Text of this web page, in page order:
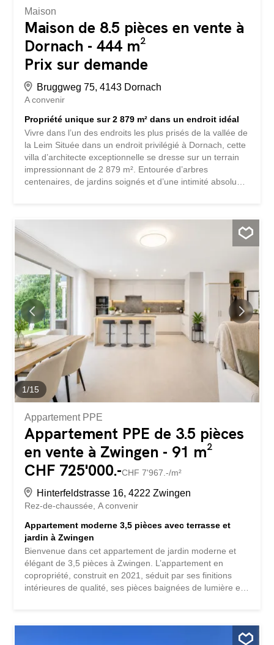
Maison
Maison de 8.5 pièces en vente à
Dornach - 444 m²
Prix sur demande
Bruggweg 75, 4143 Dornach
A convenir
Propriété unique sur 2 879 m² dans un endroit idéal
Vivre dans l’un des endroits les plus prisés de la vallée de
la Leim Située dans un endroit privilégié à Dornach, cette
villa d’architecte exceptionnelle se dresse sur un terrain
impressionnant de 2 879 m². Entourée d’arbres
centenaires, de jardins soignés et d’une intimité absolue,
déjà un caractère exclusif. La maison s’intègre
harmonieusement dans le vaste terrain et offre depuis
presque toutes les pièces de vie une vue magnifique sur
Dornach et les collines jurassiennes environnantes.
L’architecture ouverte avec des hauteurs sous plafond
impressionnantes, de grandes façades vitrées et des
transitions fluides entre l’intérieur et l’extérieur créent une
atmosphère de vie exceptionnelle. Lumière, espace et
nature forment ici une unité parfaite. Le salon spacieux
avec galerie séduit par son élégance, son cheminée et
son...
1/15
Appartement PPE
Appartement PPE de 3.5 pièces
en vente à Zwingen - 91 m²
CHF 725'000.-CHF 7'967.-/m²
Hinterfeldstrasse 16, 4222 Zwingen
Rez-de-chaussée A convenir
Appartement moderne 3,5 pièces avec terrasse et
jardin à Zwingen
Bienvenue dans cet appartement de jardin moderne et
élégant de 3,5 pièces à Zwingen. L’appartement en
copropriété, construit en 2021, séduit par ses finitions
intérieures de qualité, ses pièces baignées de lumière et
est le jardin avec une terrasse couverte – l’endroit idéal
pour profiter des heures ensoleillées à l’extérieur ou pour